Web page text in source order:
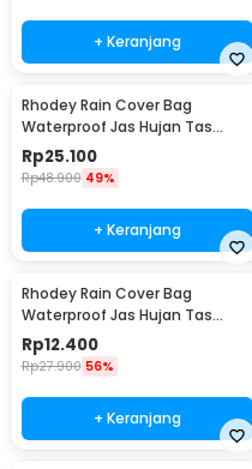
+ Keranjang
Rhodey Rain Cover Bag
Waterproof Jas Hujan Tas
Ransel 60L - WB10
Rp25.100
Rp48.900 49%
+ Keranjang
Rhodey Rain Cover Bag
Waterproof Jas Hujan Tas
Ransel 35L - WB10
Rp12.400
Rp27.900 56%
+ Keranjang